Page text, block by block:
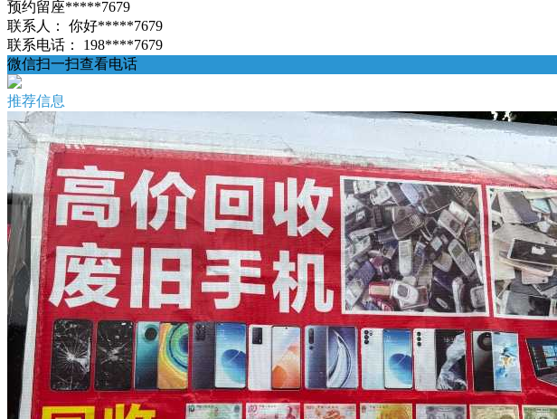
预约留座*****7679
联系人：
你好*****7679
联系电话：
198****7679
微信扫一扫查看电话
推荐信息